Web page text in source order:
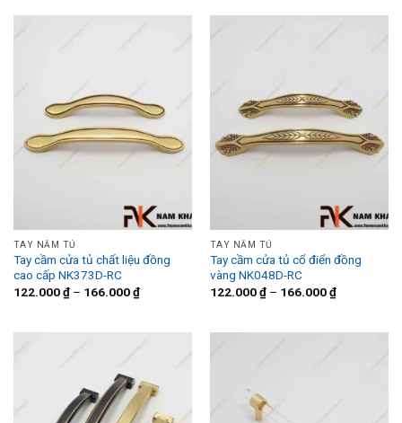
TAY NẮM TỦ
Tay cầm cửa tủ chất liệu đồng
cao cấp NK373D-RC
122.000₫– 166.000₫
TAY NẮM TỦ
Tay cầm cửa tủ cổ điển đồng
vàng NK048D-RC
122.000₫– 166.000₫